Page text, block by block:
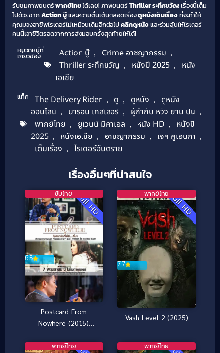
รับชมภาพยนตร์พากย์ไทยได้เลย! ภาพยนตร์Thriller ระทึกขวัญ เรื่องนี้เต็ม
ไปด้วยฉากAction บู๊และความตื่นเต้นตลอดเรื่องดูหนังเต็มเรื่องที่จะทำให้
คุณมองอาชีพไรเดอร์ไม่เหมือนเดิมอีกต่อไปคลิกดูหนังและร่วมลุ้นให้ไรเดอร์
คนนี้เอาชีวิตรอดจากการส่งมอบครั้งสุดท้ายให้ได้!
หมวดหมู่ที่
เกี่ยวข้อง Action บู๊ , Crime อาชญากรรม ,
Thriller ระทึกขวัญ , หนังปี 2025 ,
หนัง
เอเชีย
แท็ก The Delivery Rider , ดู , ดูหนัง ,
ดูหนัง
ออนไลน์ , บารอน เกสเลอร์ , ผู้กำกับ หวัง ยาน ปิน ,
พากย์ไทย , ยูเวนน์ มิคาเอล , หนัง HD ,
หนังปี
2025 , หนังเอเชีย , อาชญากรรม , เจค คูเอนกา ,
เต็มเรื่อง , ไรเดอร์อันตราย
เรื่องอื่นๆที่น่าสนใจ
Full HD
6.5
ซับไทย
Postcard From
Nowhere (2015)
Full HD
7.7
พากย์ไทย
Vash Level 2 (2025)
พากย์ไทย พากย์ไทย